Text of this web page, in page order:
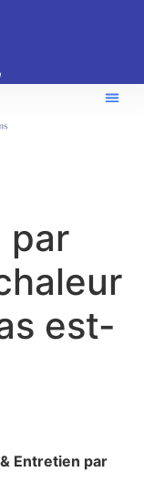
par
est-
Entretien par